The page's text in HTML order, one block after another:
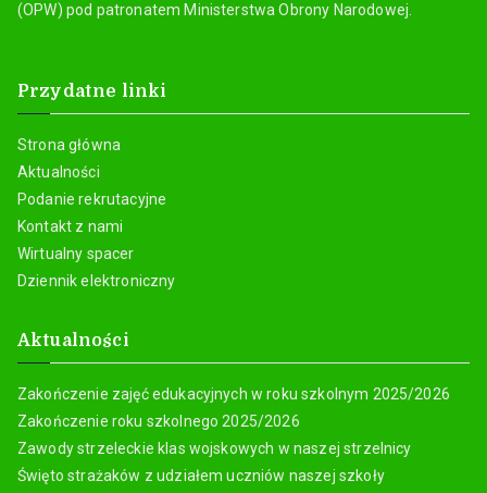
(OPW) pod patronatem Ministerstwa Obrony Narodowej.
Przydatne linki
Strona główna
Aktualności
Podanie rekrutacyjne
Kontakt z nami
Wirtualny spacer
Dziennik elektroniczny
Aktualności
Zakończenie zajęć edukacyjnych w roku szkolnym 2025/2026
Zakończenie roku szkolnego 2025/2026
Zawody strzeleckie klas wojskowych w naszej strzelnicy
Święto strażaków z udziałem uczniów naszej szkoły